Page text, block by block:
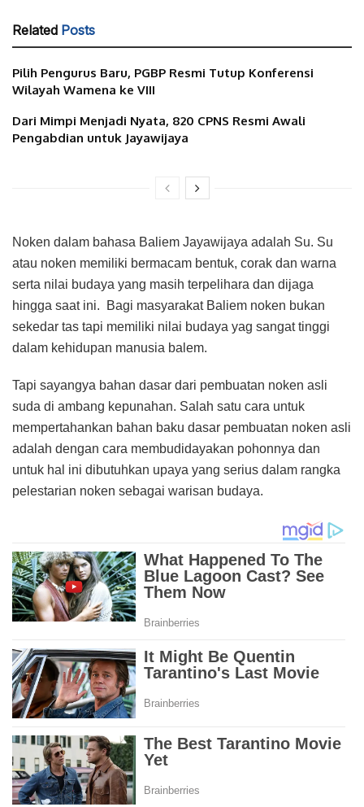
Related Posts
Pilih Pengurus Baru, PGBP Resmi Tutup Konferensi
Wilayah Wamena ke VIII
Dari Mimpi Menjadi Nyata, 820 CPNS Resmi Awali
Pengabdian untuk Jayawijaya
Noken dalam bahasa Baliem Jayawijaya adalah Su. Su
atau noken memiliki bermacam bentuk, corak dan warna
serta nilai budaya yang masih terpelihara dan dijaga
hingga saat ini. Bagi masyarakat Baliem noken bukan
sekedar tas tapi memiliki nilai budaya yag sangat tinggi
dalam kehidupan manusia balem.
Tapi sayangya bahan dasar dari pembuatan noken asli
suda di ambang kepunahan. Salah satu cara untuk
mempertahankan bahan baku dasar pembuatan noken asli
adalah dengan cara membudidayakan pohonnya dan
untuk hal ini dibutuhkan upaya yang serius dalam rangka
pelestarian noken sebagai warisan budaya.